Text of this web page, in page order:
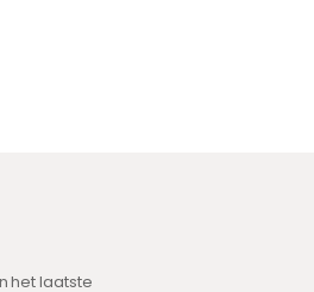
het laatste